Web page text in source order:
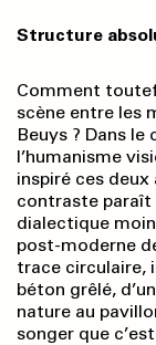
Structure
Comment
scène entre les
Beuys ? Dans
l’humanisme
inspiré ces
contraste paraît
dialectique
post-moderne
trace circulaire,
béton grêlé,
nature au
songer que